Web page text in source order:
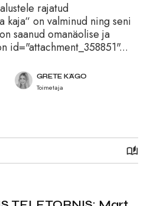
rajatud
kaja“ on valminud ning seni
saanud omanäolise ja
id="attachment_358851"...
GRETE KÄGO
Toimetaja